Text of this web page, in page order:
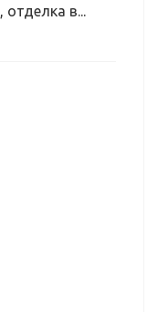
отделка в...